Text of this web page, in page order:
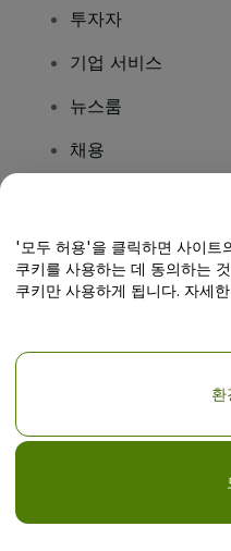
투자자
기업 서비스
뉴스룸
채용
도움말 센터 / 문의
기
바일 개인정보 보호정책에 동의하
'모두 허용'을 클릭하면 사이트
쿠키를 사용하는 데 동의하는
쿠키만 사용하게 됩니다. 자세
환